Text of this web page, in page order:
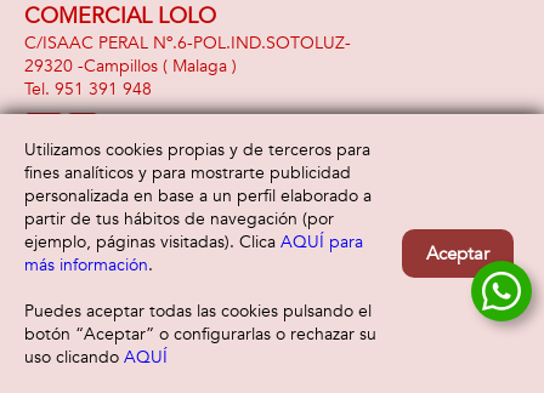
Filtrar
COMERCIAL LOLO
C/ISAAC PERAL Nº.6-POL.IND.SOTOLUZ-
29320 -Campillos ( Malaga )
951 391 948
Información
Aviso legal
Política de privacidad
Política de cookies
Atención al cliente
Envío y devolución
Utilizamos cookies propias y de terceros para
fines analíticos y para mostrarte publicidad
personalizada en base a un perfil elaborado a
partir de tus hábitos de navegación (por
ejemplo, páginas visitadas). Clica AQUÍ para
más información.
Puedes aceptar todas las cookies pulsando el
botón “Aceptar” o configurarlas o rechazar su
uso clicando AQUÍ
Aceptar